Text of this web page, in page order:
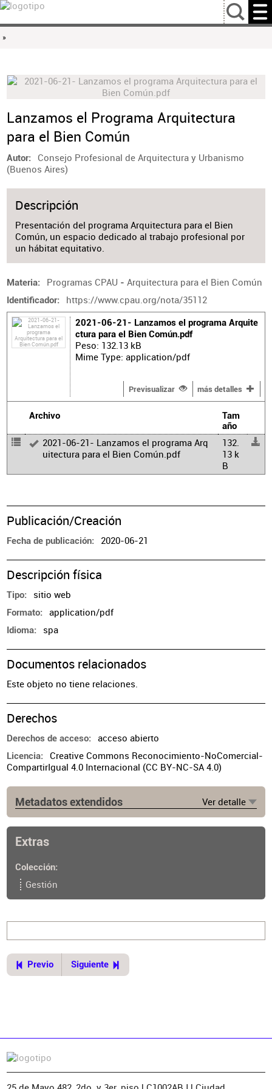
…
»
Lanzamos el Programa Arquitectura
para el Bien Común
Autor
Consejo Profesional de Arquitectura y Urbanismo
(Buenos Aires)
Descripción
Presentación del programa Arquitectura para el Bien
Común, un espacio dedicado al trabajo profesional por
un hábitat equitativo.
Materia Programas CPAU -Arquitectura para el Bien Común
Identificador https://www.cpau.org/nota/35112
2021-06-21- Lanzamos el programa Arquite
ctura para el Bien Común.pdf
Peso: 132.13 kB
Mime Type: application/pdf
Previsualizar más detalles
Archivo
Tam
año
2021-06-21- Lanzamos el programa Arq
uitectura para el Bien Común.pdf
132.
13 k
B
Publicación/Creación
Fecha de publicación 2020-06-21
Descripción física
Tipo sitio web
Formato application/pdf
Idioma spa
Documentos relacionados
Este objeto no tiene relaciones.
Derechos
Derechos de acceso acceso abierto
Licencia
Creative Commons Reconocimiento-NoComercial-
CompartirIgual 4.0 Internacional (CC BY-NC-SA 4.0)
Metadatos extendidos Ver detalle
Extras
Colección
Gestión
Previo Siguiente